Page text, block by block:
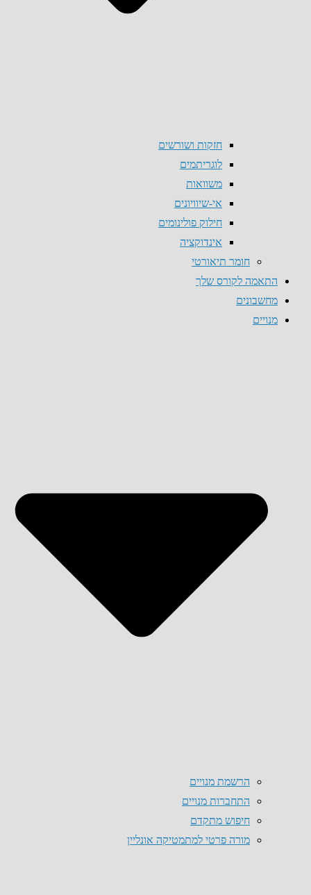
חזקות ושורשים
לוגריתמים
משוואות
אי-שיוויונים
חילוק פולינומים
אינדוקציה
חומר תיאורטי
התאמה לקורס שלך
מחשבונים
מנויים
הרשמת מנויים
התחברות מנויים
חיפוש מתקדם
מורה פרטי למתמטיקה אונליין